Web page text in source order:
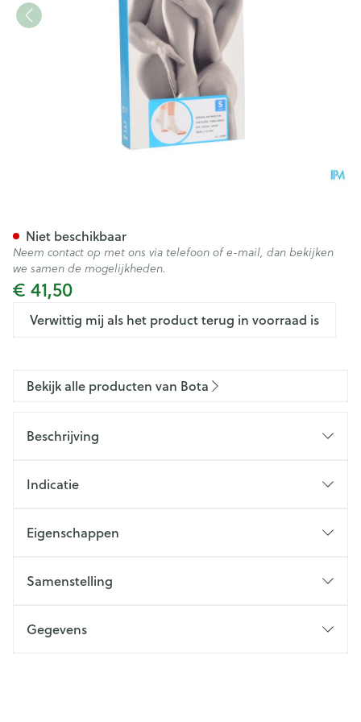
€ 41,50
Verwittig mij als het product terug in voorraad is
Niet beschikbaar
Neem contact op met ons via telefoon of e-mail, dan bekijken
we samen de mogelijkheden.
Bekijk alle producten van Bota
Beschrijving
Indicatie
Eigenschappen
Samenstelling
Gegevens